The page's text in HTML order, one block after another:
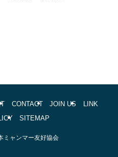
CONTACT JOIN US
LINK
SITEMAP
ミャンマー友好協会